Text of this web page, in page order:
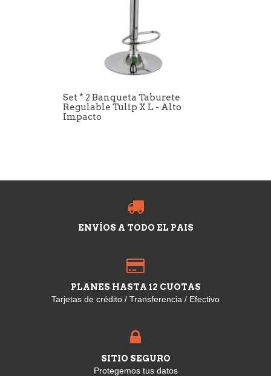
Set * 2 Banqueta Taburete
Regulable Tulip X L - Alto
Impacto
ENVÍOS A TODO EL PAIS
PLANES HASTA 12 CUOTAS
Tarjetas de crédito / Transferencia / Efectivo
SITIO SEGURO
Protegemos tus datos